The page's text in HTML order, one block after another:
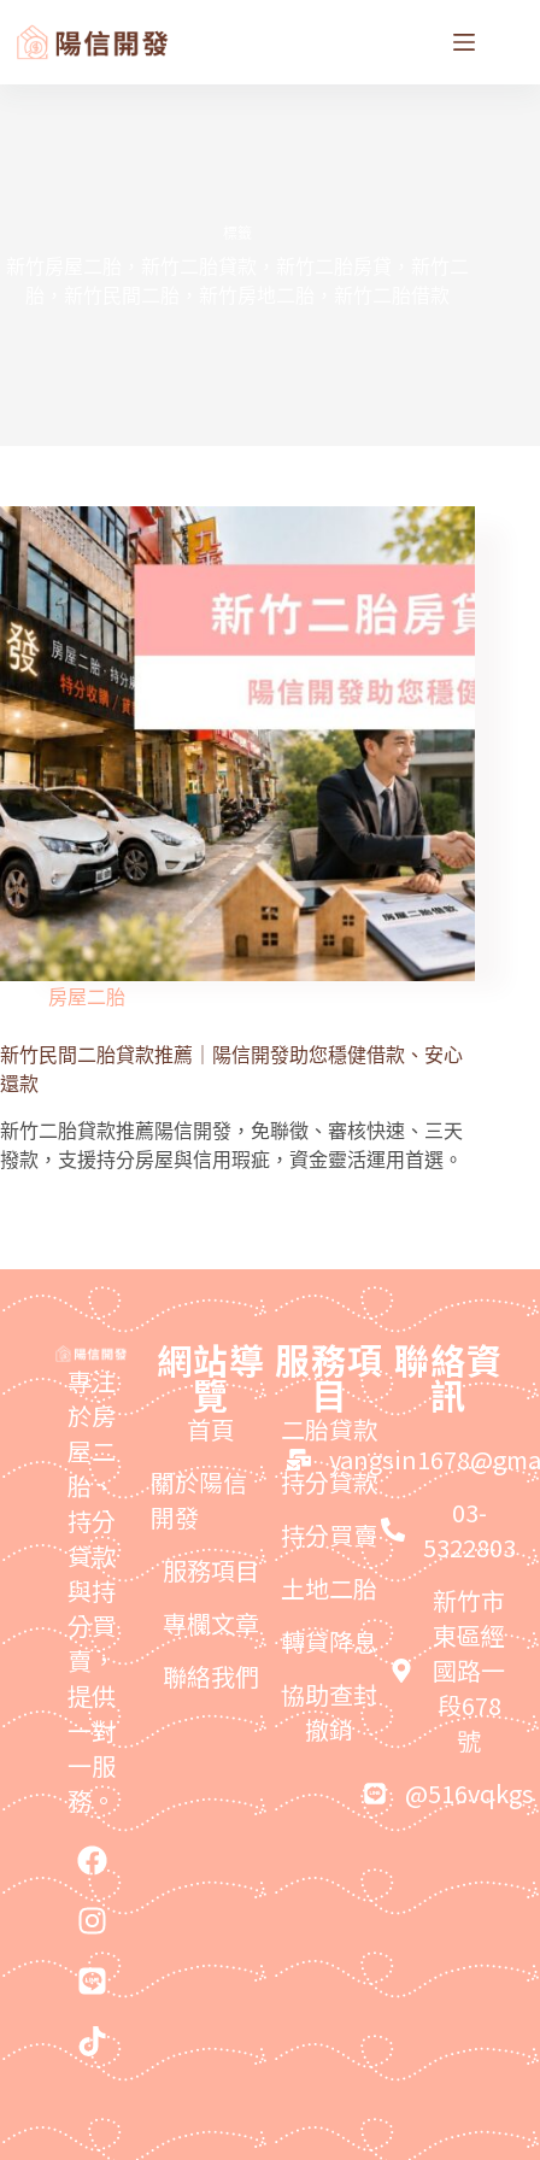
房屋二胎
新竹民間二胎貸款推薦｜陽信開發助您穩健借款、安心
還款
新竹二胎貸款推薦陽信開發，免聯徵、審核快速、三天
撥款，支援持分房屋與信用瑕疵，資金靈活運用首選。
專注
於房
屋二
胎、
持分
貸款
與持
分買
賣，
提供
一對
一服
務。
網站導
覽
首頁
關於陽信
開發
服務項目
專欄文章
聯絡我們
服務項
目
二胎貸款
持分貸款
持分買賣
土地二胎
轉貸降息
協助查封
撤銷
聯絡資
訊
03-
5322803
新竹市
東區經
國路一
段678
號
@516vqkgs